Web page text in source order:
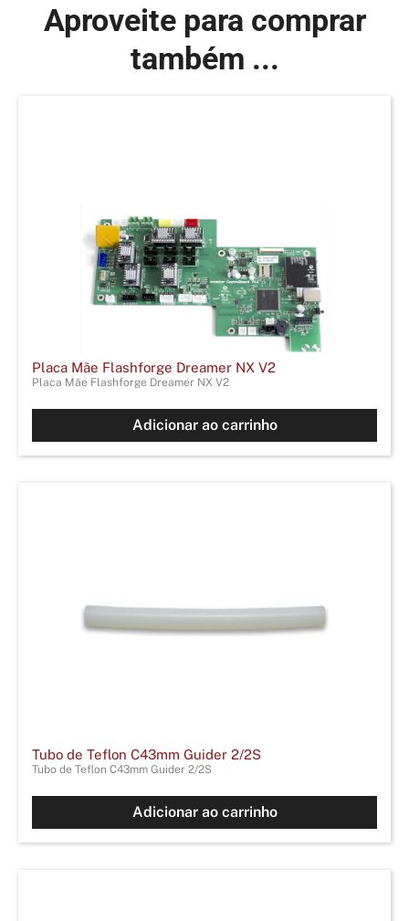
Aproveite para comprar
também ...
Placa Mãe Flashforge Dreamer NX V2
Placa Mãe Flashforge Dreamer NX V2
Adicionar ao carrinho
Tubo de Teflon C43mm Guider 2/2S
Tubo de Teflon C43mm Guider 2/2S
Adicionar ao carrinho